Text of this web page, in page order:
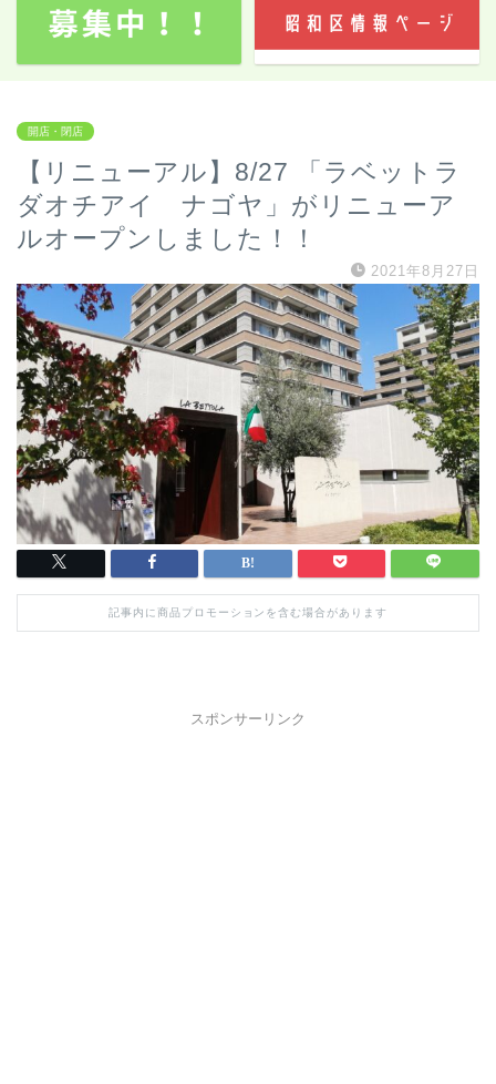
開店・閉店
【リニューアル】8/27 「ラベットラ
ダオチアイ ナゴヤ」がリニューア
ルオープンしました！！
2021年8月27日
記事内に商品プロモーションを含む場合があります
スポンサーリンク